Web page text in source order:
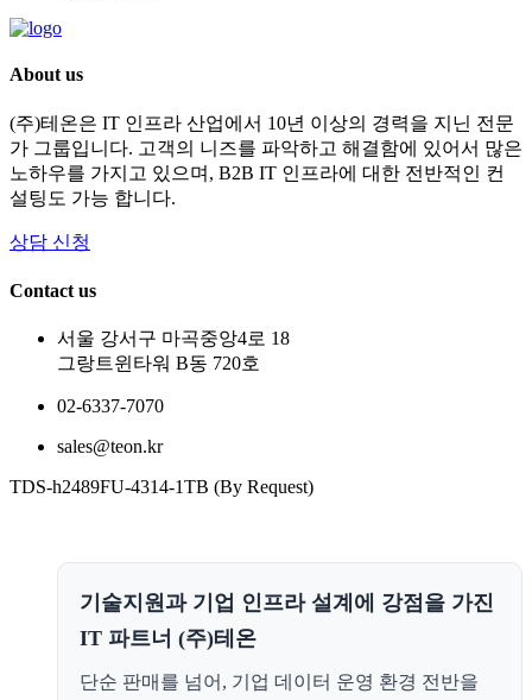
About us
(주)테온은 IT 인프라 산업에서 10년 이상의 경력을 지닌 전문
가 그룹입니다. 고객의 니즈를 파악하고 해결함에 있어서 많은
노하우를 가지고 있으며, B2B IT 인프라에 대한 전반적인 컨
설팅도 가능 합니다.
상담 신청
Contact us
서울 강서구 마곡중앙4로 18
그랑트윈타워 B동 720호
02-6337-7070
sales@teon.kr
TDS-h2489FU-4314-1TB (By Request)
기술지원과 기업 인프라 설계에 강점을 가진
IT 파트너 (주)테온
단순 판매를 넘어, 기업 데이터 운영 환경 전반을